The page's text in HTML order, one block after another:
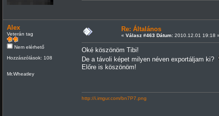
Alex
Veterán tag
Nem elérhető
Hozzászólások: 108
Mr.Wheatley
Re: Általános
« Válasz #463 Dátum:2010.12.01 19:18
Oké köszönöm Tibi!
De a távoli képet milyen néven exportáljam ki?
Előre is köszönöm!
http://i.imgur.com/bn7P7.png